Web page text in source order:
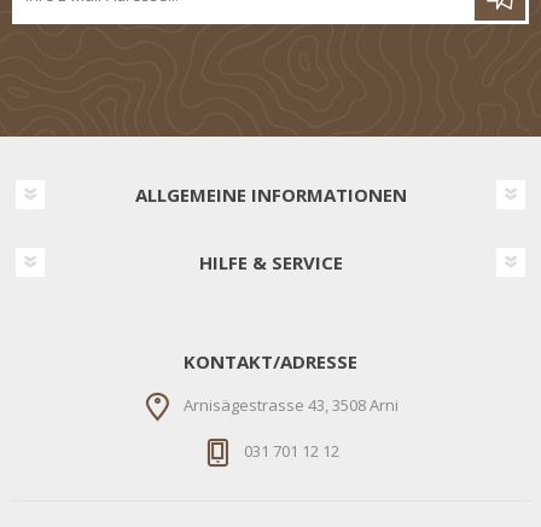
ALLGEMEINE INFORMATIONEN
HILFE & SERVICE
KONTAKT/ADRESSE
Arnisägestrasse 43, 3508 Arni
031 701 12 12